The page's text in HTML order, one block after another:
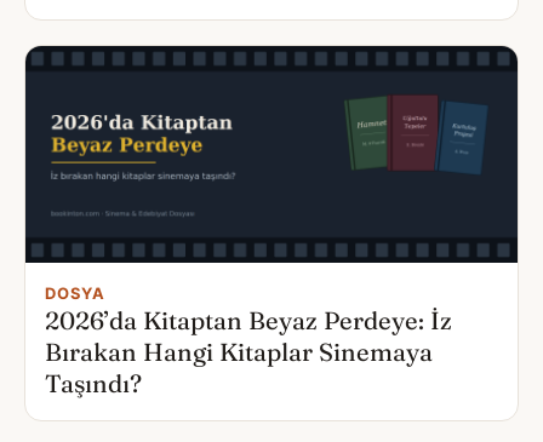
DOSYA
2026’da Kitaptan Beyaz Perdeye: İz
Bırakan Hangi Kitaplar Sinemaya
Taşındı?